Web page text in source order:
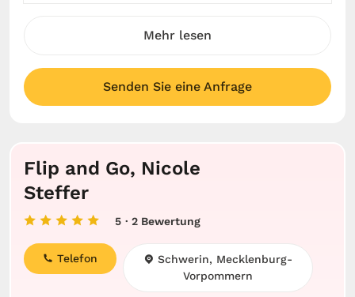
Mehr lesen
Senden Sie eine Anfrage
Flip and Go, Nicole
Steffer
5 · 2 Bewertung
Telefon
Schwerin, Mecklenburg-
Vorpommern